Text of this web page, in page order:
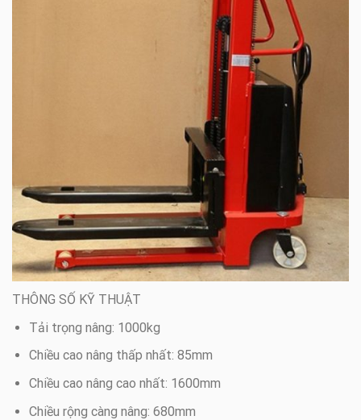
THÔNG SỐ KỸ THUẬT
Tải trọng nâng: 1000kg
Chiều cao nâng thấp nhất: 85mm
Chiều cao nâng cao nhất: 1600mm
Chiều rộng càng nâng: 680mm